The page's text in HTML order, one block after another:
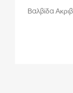
Βαλβίδα